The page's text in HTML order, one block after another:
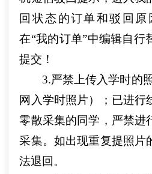
回状态的订单和驳回原
在“我的订单”中编辑自行
提交！
3.严禁上传入学时的
网入学时照片）；已进行
零散采集的同学，严禁进
采集。如出现重复提照片
法退回。